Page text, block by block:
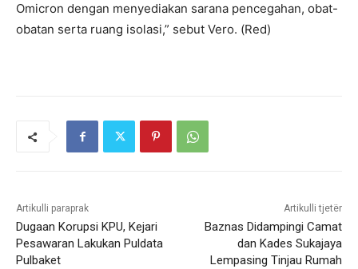
Omicron dengan menyediakan sarana pencegahan, obat-
obatan serta ruang isolasi,” sebut Vero. (Red)
Artikulli paraprak
Dugaan Korupsi KPU, Kejari
Pesawaran Lakukan Puldata
Pulbaket
Artikulli tjetër
Baznas Didampingi Camat
dan Kades Sukajaya
Lempasing Tinjau Rumah